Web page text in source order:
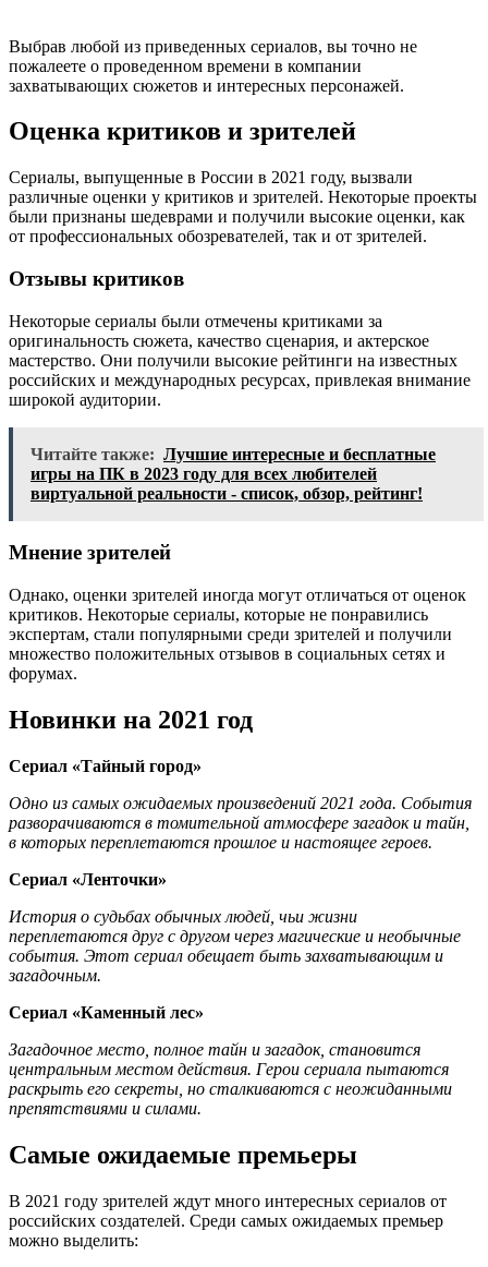
Выбрав любой из приведенных сериалов, вы точно не
пожалеете о проведенном времени в компании
захватывающих сюжетов и интересных персонажей.
Оценка критиков и зрителей
Сериалы, выпущенные в России в 2021 году, вызвали
различные оценки у критиков и зрителей. Некоторые проекты
были признаны шедеврами и получили высокие оценки, как
от профессиональных обозревателей, так и от зрителей.
Отзывы критиков
Некоторые сериалы были отмечены критиками за
оригинальность сюжета, качество сценария, и актерское
мастерство. Они получили высокие рейтинги на известных
российских и международных ресурсах, привлекая внимание
широкой аудитории.
Читайте также: Лучшие интересные и бесплатные
игры на ПК в 2023 году для всех любителей
виртуальной реальности - список, обзор, рейтинг!
Мнение зрителей
Однако, оценки зрителей иногда могут отличаться от оценок
критиков. Некоторые сериалы, которые не понравились
экспертам, стали популярными среди зрителей и получили
множество положительных отзывов в социальных сетях и
форумах.
Новинки на 2021 год
Сериал «Тайный город»
Одно из самых ожидаемых произведений 2021 года. События
разворачиваются в томительной атмосфере загадок и тайн,
в которых переплетаются прошлое и настоящее героев.
Сериал «Ленточки»
История о судьбах обычных людей, чьи жизни
переплетаются друг с другом через магические и необычные
события. Этот сериал обещает быть захватывающим и
загадочным.
Сериал «Каменный лес»
Загадочное место, полное тайн и загадок, становится
центральным местом действия. Герои сериала пытаются
раскрыть его секреты, но сталкиваются с неожиданными
препятствиями и силами.
Самые ожидаемые премьеры
В 2021 году зрителей ждут много интересных сериалов от
российских создателей. Среди самых ожидаемых премьер
можно выделить: